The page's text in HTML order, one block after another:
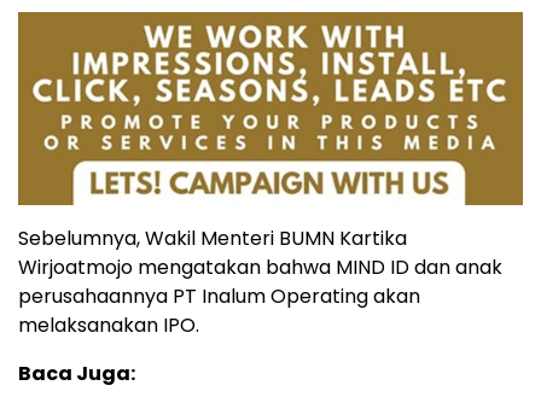
Sebelumnya, Wakil Menteri BUMN Kartika
Wirjoatmojo mengatakan bahwa MIND ID dan anak
perusahaannya PT Inalum Operating akan
melaksanakan IPO.
Baca Juga: